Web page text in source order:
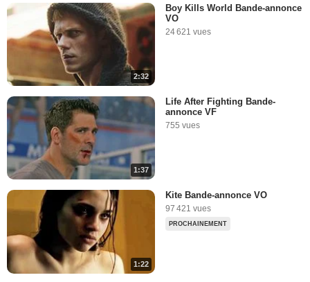
2:32
Boy Kills World Bande-annonce
VO
24 621 vues
1:37
Life After Fighting Bande-
annonce VF
755 vues
1:22
Kite Bande-annonce VO
97 421 vues
PROCHAINEMENT